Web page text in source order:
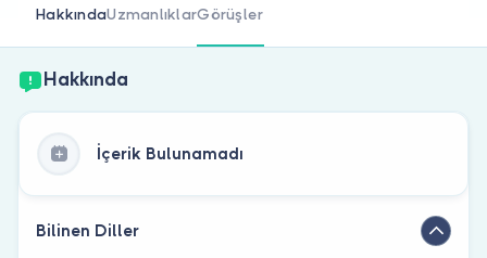
HakkındaUzmanlıklarGörüşler
Hakkında
İçerik Bulunamadı
Bilinen Diller